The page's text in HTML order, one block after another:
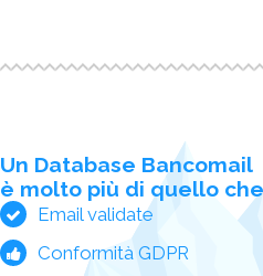
Un Database Bancomail
è molto più di quello
Email validate
Conformità GDPR